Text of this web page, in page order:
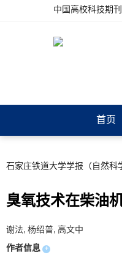
中国高校科技期
首页
石家庄铁道大学学报（自然科
臭氧技术在柴油
谢法, 杨绍普, 高文中
作者信息 +